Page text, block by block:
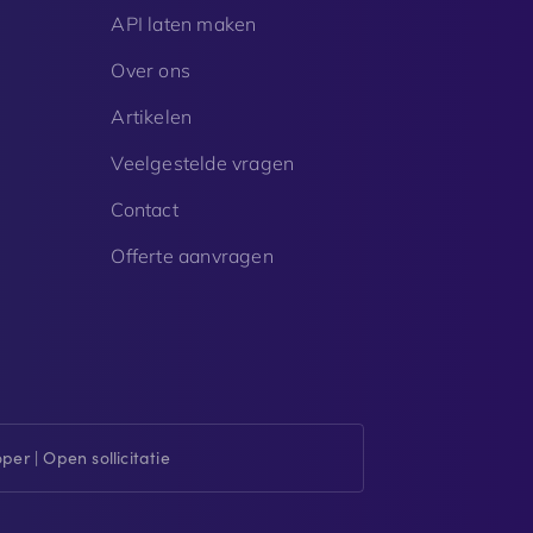
API laten maken
Over ons
Artikelen
Veelgestelde vragen
Contact
Offerte aanvragen
| Open sollicitatie